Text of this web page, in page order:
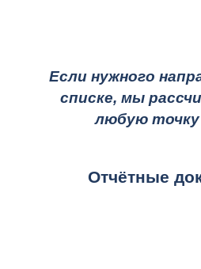
Если нужного
списке, мы
любую точку
Отчётные